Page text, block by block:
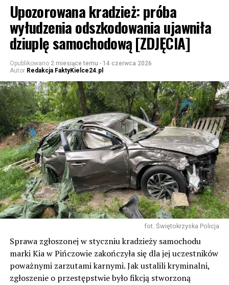
Upozorowana kradzież: próba
wyłudzenia odszkodowania ujawniła
dziuplę samochodową [ZDJĘCIA]
Opublikowano 2 miesiące temu - 14 czerwca 2026
Autor Redakcja FaktyKielce24.pl
fot. Świętokrzyska Policja
Sprawa zgłoszonej w styczniu kradzieży samochodu
marki Kia w Pińczowie zakończyła się dla jej uczestników
poważnymi zarzutami karnymi. Jak ustalili kryminalni,
zgłoszenie o przestępstwie było fikcją stworzoną